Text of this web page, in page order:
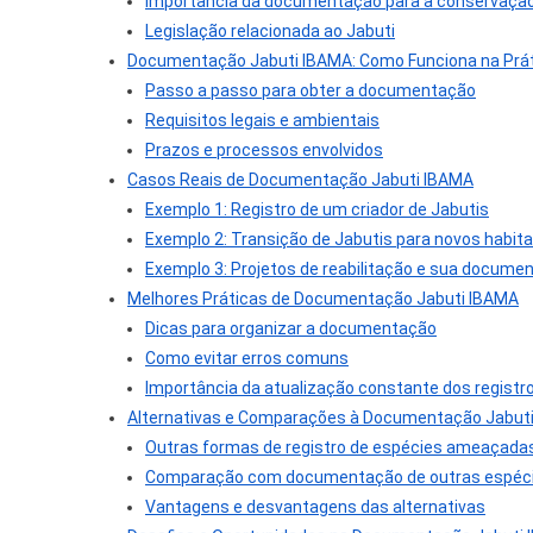
Legislação relacionada ao Jabuti
Documentação Jabuti IBAMA: Como Funciona na
Passo a passo para obter a documentação
Requisitos legais e ambientais
Prazos e processos envolvidos
Casos Reais de Documentação Jabuti IBAMA
Exemplo 1: Registro de um criador de Jabutis
Exemplo 2: Transição de Jabutis para novos
Exemplo 3: Projetos de reabilitação e sua
Melhores Práticas de Documentação Jabuti IBAMA
Dicas para organizar a documentação
Como evitar erros comuns
Importância da atualização constante dos
Alternativas e Comparações à Documentação
Outras formas de registro de espécies
Comparação com documentação de outras
Vantagens e desvantagens das alternativas